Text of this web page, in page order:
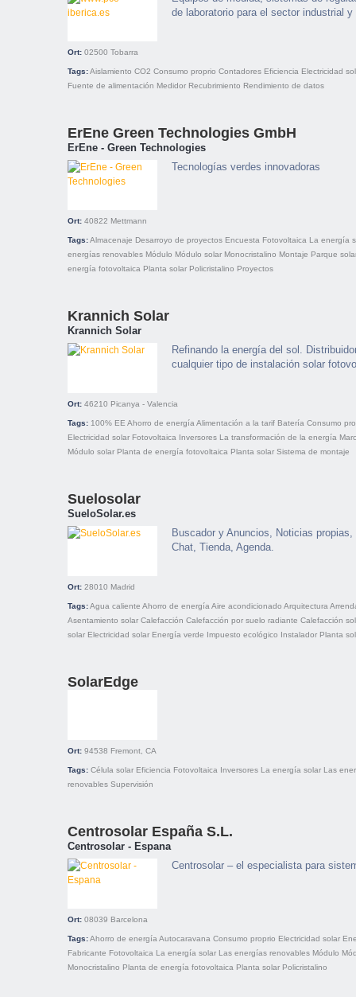
de laboratorio para el sector industrial y
Ort: 02500 Tobarra
Tags:Aislamiento CO2 Consumo proprio Contadores Eficiencia Electricidad
Fuente de alimentación Medidor Recubrimiento Rendimiento de datos
ErEne Green Technologies GmbH
ErEne - Green Technologies
Tecnologías verdes innovadoras
Ort: 40822 Mettmann
Tags:Almacenaje Desarroyo de proyectos Encuesta Fotovoltaica La energía
energías renovables Módulo Módulo solar Monocristalino Montaje Parque
energía fotovoltaica Planta solar Policristalino Proyectos
Krannich Solar
Krannich Solar
Refinando la energía del sol.
cualquier tipo de instalación solar
Ort: 46210 Picanya - Valencia
Tags: 100% EE Ahorro de energía Alimentación a la tarif Batería Consumo
Electricidad solar Fotovoltaica Inversores La transformación de la energía
Módulo solar Planta de energía fotovoltaica Planta solar Sistema de montaje
Suelosolar
SueloSolar.es
Buscador y Anuncios, Noticias
Chat, Tienda, Agenda.
Ort: 28010 Madrid
Tags:Agua caliente Ahorro de energía Aire acondicionado Arquitectura
Asentamiento solar Calefacción Calefacción por suelo radiante Calefacción
solar Electricidad solar Energía verde Impuesto ecológico Instalador Planta
SolarEdge
Ort: 94538 Fremont, CA
Tags: Célula solar Eficiencia Fotovoltaica Inversores La energía solar Las
renovables Supervisión
Centrosolar España S.L.
Centrosolar - Espana
Centrosolar – el especialista para
Ort: 08039 Barcelona
Tags:Ahorro de energía Autocaravana Consumo proprio Electricidad solar
Fabricante Fotovoltaica La energía solar Las energías renovables Módulo
Monocristalino Planta de energía fotovoltaica Planta solar Policristalino